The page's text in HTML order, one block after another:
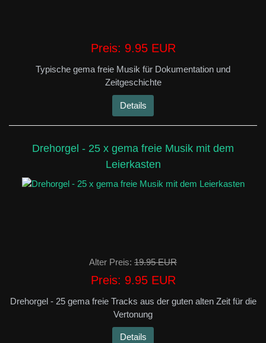
Preis: 9.95 EUR
Typische gema freie Musik für Dokumentation und
Zeitgeschichte
Details
Drehorgel - 25 x gema freie Musik mit dem
Leierkasten
Alter Preis: 19.95 EUR
Preis: 9.95 EUR
Drehorgel - 25 gema freie Tracks aus der guten alten Zeit für die
Vertonung
Details